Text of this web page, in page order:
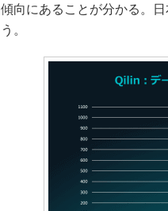
傾向にあることが分かる。
う。